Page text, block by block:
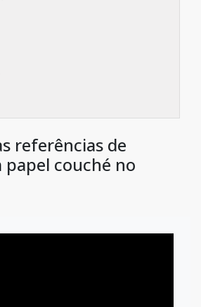
referências de
papel couché no